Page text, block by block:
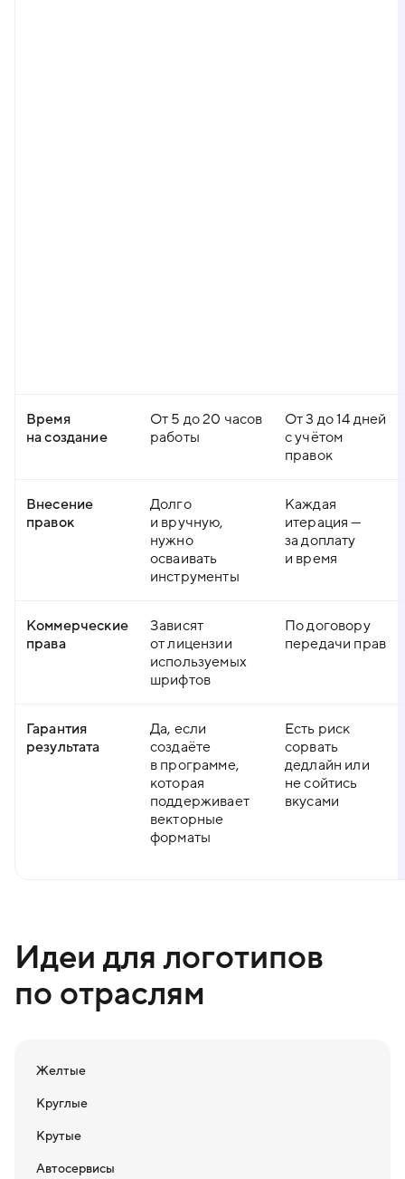
Время
на создание
От 5 до 20 часов
работы
От 3 до 14 дней
с учётом
правок
Внесение
правок
Долго
и вручную,
нужно
осваивать
инструменты
Каждая
итерация —
за доплату
и время
Коммерческие
права
Зависят
от лицензии
используемых
шрифтов
По договору
передачи прав
Гарантия
результата
Да, если
создаёте
в программе,
которая
поддерживает
векторные
форматы
Есть риск
сорвать
дедлайн или
не сойтись
вкусами
Идеи для логотипов
по отраслям
Желтые
Круглые
Крутые
Автосервисы